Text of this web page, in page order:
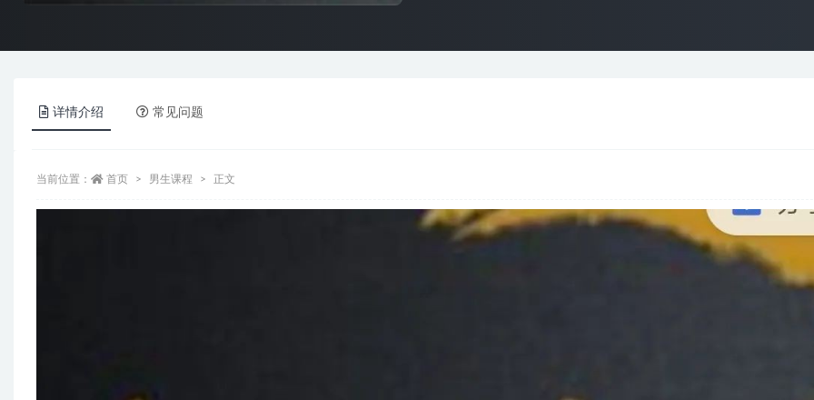
详情介绍 常见问题
当前位置： 首页 男生课程 正文